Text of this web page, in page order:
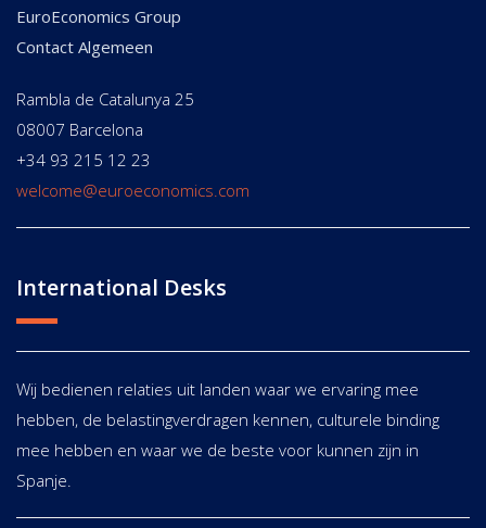
EuroEconomics Group
Contact Algemeen
Rambla de Catalunya 25
08007 Barcelona
+34 93 215 12 23
welcome@euroeconomics.com
International Desks
Wij bedienen relaties uit landen waar we ervaring mee
hebben, de belastingverdragen kennen, culturele binding
mee hebben en waar we de beste voor kunnen zijn in
Spanje.